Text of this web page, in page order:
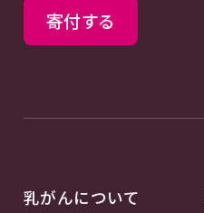
寄付する
乳がんについて